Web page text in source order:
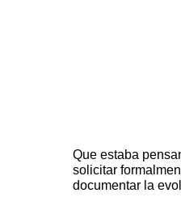
Que estaba
solicitar
documentar la